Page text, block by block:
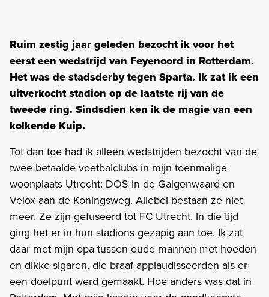
Ruim zestig jaar geleden bezocht ik voor het
eerst een wedstrijd van Feyenoord in Rotterdam.
Het was de stadsderby tegen Sparta. Ik zat ik een
uitverkocht stadion op de laatste rij van de
tweede ring. Sindsdien ken ik de magie van een
kolkende Kuip.
Tot dan toe had ik alleen wedstrijden bezocht van de
twee betaalde voetbalclubs in mijn toenmalige
woonplaats Utrecht: DOS in de Galgenwaard en
Velox aan de Koningsweg. Allebei bestaan ze niet
meer. Ze zijn gefuseerd tot FC Utrecht. In die tijd
ging het er in hun stadions gezapig aan toe. Ik zat
daar met mijn opa tussen oude mannen met hoeden
en dikke sigaren, die braaf applaudisseerden als er
een doelpunt werd gemaakt. Hoe anders was dat in